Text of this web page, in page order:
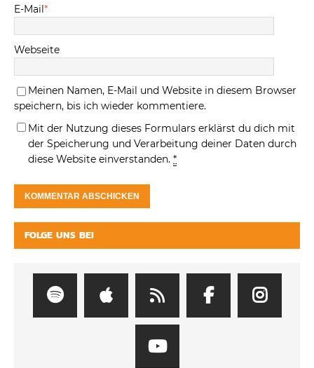
E-Mail*
Webseite
Meinen Namen, E-Mail und Website in diesem Browser
speichern, bis ich wieder kommentiere.
Mit der Nutzung dieses Formulars erklärst du dich mit
der Speicherung und Verarbeitung deiner Daten durch
diese Website einverstanden. *
FOLGE UNS BEI